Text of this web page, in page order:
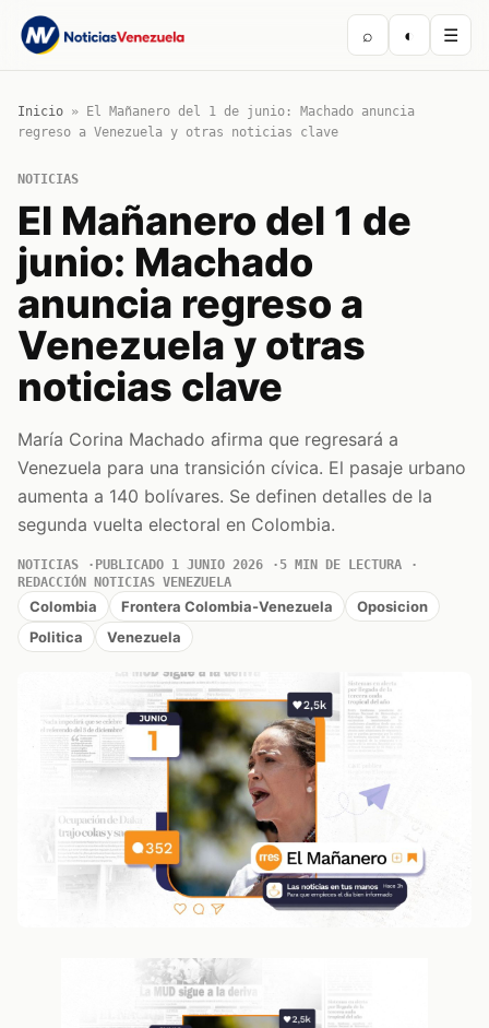
⌕ ◐ ☰
Inicio »
El Mañanero del 1 de junio: Machado anuncia
regreso a Venezuela y otras noticias clave
NOTICIAS
El Mañanero del 1 de
junio: Machado
anuncia regreso a
Venezuela y otras
noticias clave
María Corina Machado afirma que regresará a
Venezuela para una transición cívica. El pasaje urbano
aumenta a 140 bolívares. Se definen detalles de la
segunda vuelta electoral en Colombia.
NOTICIAS PUBLICADO 1 JUNIO 2026
5 MIN DE LECTURA
REDACCIÓN NOTICIAS VENEZUELA
Colombia Frontera Colombia-Venezuela
Oposicion
Politica
Venezuela